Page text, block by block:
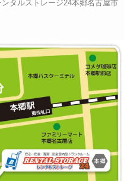
タルストレージ24本郷名古屋市